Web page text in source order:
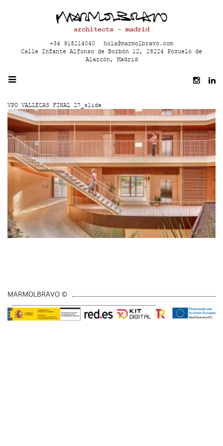
architects - madrid
+34 918214040
hola@marmolbravo.com
Calle Infante Alfonso de Borbón 12, 28224 Pozuelo de
Alarcón, Madrid
VPO VALLECAS FINAL 27_slide
MARMOLBRAVO ©